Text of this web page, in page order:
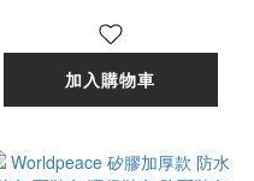
加入購物車